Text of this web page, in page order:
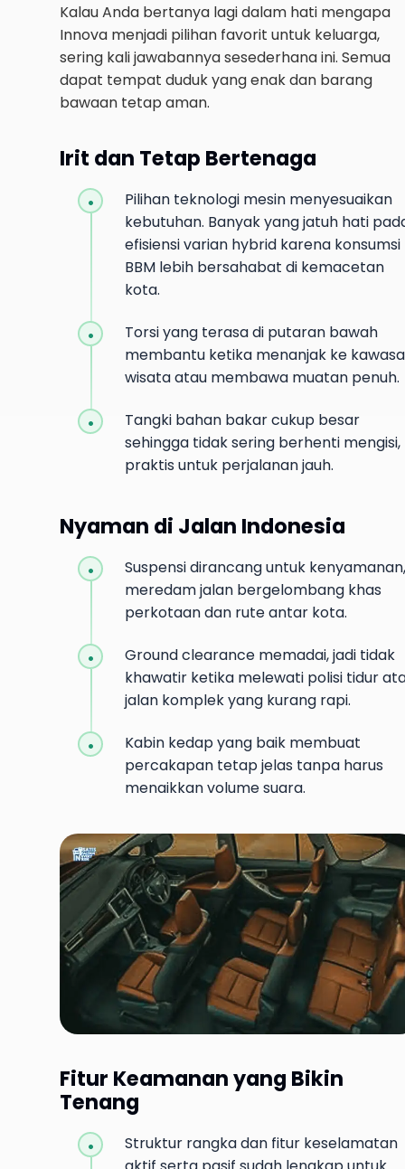
Kalau Anda bertanya lagi dalam hati mengapa
Innova menjadi pilihan favorit untuk keluarga,
sering kali jawabannya sesederhana ini. Semua
dapat tempat duduk yang enak dan barang
bawaan tetap aman.
Irit dan Tetap Bertenaga
Pilihan teknologi mesin menyesuaikan
kebutuhan. Banyak yang jatuh hati
efisiensi varian hybrid karena konsumsi
BBM lebih bersahabat di kemacetan
kota.
Torsi yang terasa di putaran bawah
membantu ketika menanjak ke
wisata atau membawa muatan penuh.
Tangki bahan bakar cukup besar
sehingga tidak sering berhenti mengisi,
praktis untuk perjalanan jauh.
Nyaman di Jalan Indonesia
Suspensi dirancang untuk kenyamanan,
meredam jalan bergelombang khas
perkotaan dan rute antar kota.
Ground clearance memadai, jadi tidak
khawatir ketika melewati polisi tidur
jalan komplek yang kurang rapi.
Kabin kedap yang baik membuat
percakapan tetap jelas tanpa harus
menaikkan volume suara.
Fitur Keamanan yang Bikin
Tenang
Struktur rangka dan fitur keselamatan